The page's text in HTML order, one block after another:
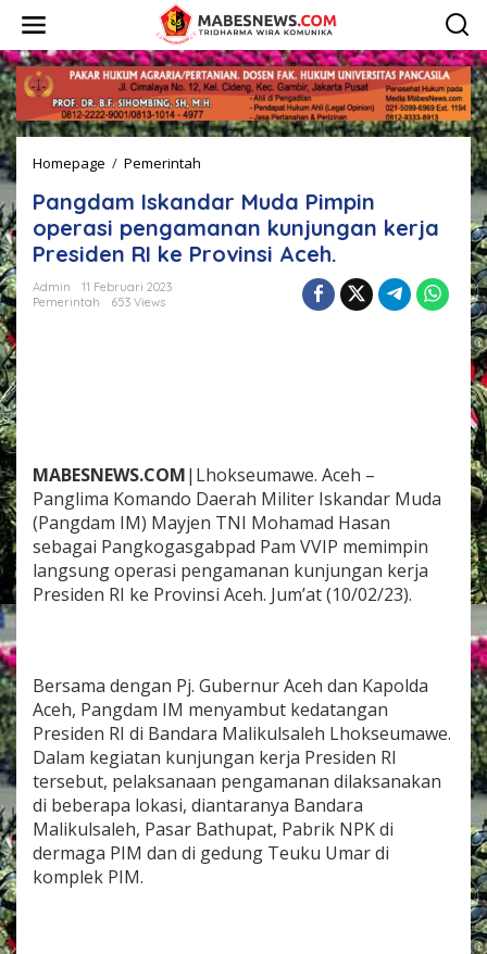
w
a
t
i
k
e
k
o
n
t
e
n
Homepage / Pemerintah
n
g
d
a
u
d
a
P
i
m
p
e
r
a
s
i
p
e
n
g
a
Pangdam Iskandar Muda Pimpin
operasi pengamanan kunjungan kerja
Presiden RI ke Provinsi Aceh.
Admin
11 Februari 2023
Pemerintah
653 Views
MABESNEWS.COM|Lhokseumawe. Aceh –
Panglima Komando Daerah Militer Iskandar Muda
(Pangdam IM) Mayjen TNI Mohamad Hasan
sebagai Pangkogasgabpad Pam VVIP memimpin
langsung operasi pengamanan kunjungan kerja
Presiden RI ke Provinsi Aceh. Jum’at (10/02/23).
Bersama dengan Pj. Gubernur Aceh dan Kapolda
Aceh, Pangdam IM menyambut kedatangan
Presiden RI di Bandara Malikulsaleh Lhokseumawe.
Dalam kegiatan kunjungan kerja Presiden RI
tersebut, pelaksanaan pengamanan dilaksanakan
di beberapa lokasi, diantaranya Bandara
Malikulsaleh, Pasar Bathupat, Pabrik NPK di
dermaga PIM dan di gedung Teuku Umar di
komplek PIM.